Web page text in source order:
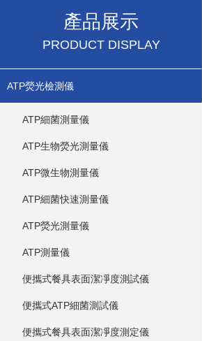
產品展示
PRODUCT DISPLAY
ATP熒光檢測儀
ATP細菌測量儀
ATP生物熒光測量儀
ATP微生物測量儀
ATP細菌快速測量儀
ATP熒光測量儀
ATP測量儀
便攜式餐具表面潔凈度測試儀
便攜式ATP細菌測試儀
便攜式餐具表面潔凈度測定儀